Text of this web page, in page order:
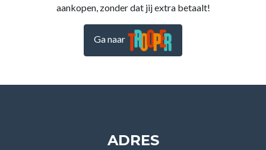
aankopen, zonder dat jij extra betaalt!
Ga naar
ADRES